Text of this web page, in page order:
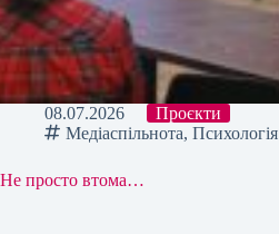
08.07.2026
Проєкти
Медіаспільнота, Психологія
Не просто втома…